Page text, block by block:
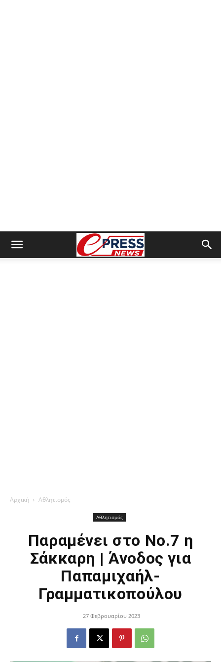
Αρχική Αθλητισμός
Αθλητισμός
Παραμένει στο Νο.7 η
Σάκκαρη | Άνοδος για
Παπαμιχαήλ-
Γραμματικοπούλου
27 Φεβρουαρίου 2023